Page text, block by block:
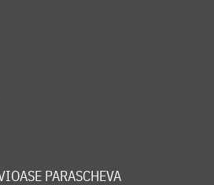
PARASCHEVA